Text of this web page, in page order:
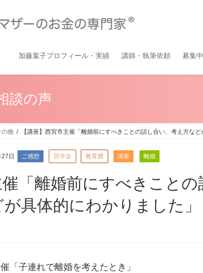
加藤葉子プロフィール・実績 講師・執筆依頼 募集
談の声
の他 【講座】西宮市主催「離婚前にすべきことの話し合い、考え方な
日 ご感想 奨学金 教育費 講座 離婚
催「離婚前にすべきことの
具体的にわかりました
「子連れで離婚を考えたとき」